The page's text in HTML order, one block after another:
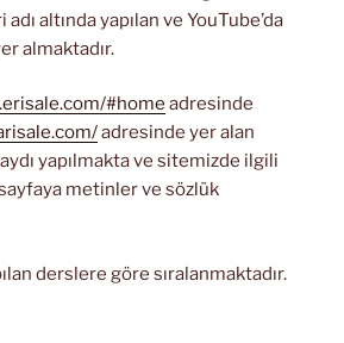
altında yapılan ve YouTube’da
almaktadır.
#home adresinde
adresinde yer alan
yapılmakta ve sitemizde ilgili
metinler ve sözlük
derslere göre sıralanmaktadır.